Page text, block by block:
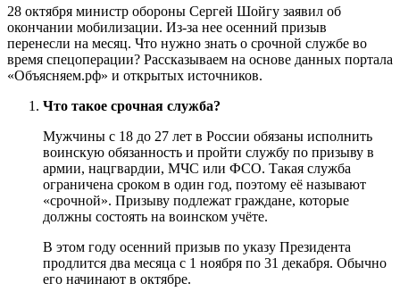
28 октября министр обороны Сергей Шойгу заявил об
окончании мобилизации. Из-за нее осенний призыв
перенесли на месяц. Что нужно знать о срочной службе во
время спецоперации? Рассказываем на основе данных портала
«Объясняем.рф» и открытых источников.
Что такое срочная служба?
Мужчины с 18 до 27 лет в России обязаны исполнить
воинскую обязанность и пройти службу по призыву в
армии, нацгвардии, МЧС или ФСО. Такая служба
ограничена сроком в один год, поэтому её называют
«срочной». Призыву подлежат граждане, которые
должны состоять на воинском учёте.
В этом году осенний призыв по указу Президента
продлится два месяца с 1 ноября по 31 декабря. Обычно
его начинают в октябре.